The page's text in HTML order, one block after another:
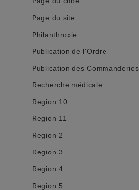
Page du site
Philanthropie
Publication de l'Ordre
Publication des Commanderies
Recherche médicale
Region 10
Region 11
Region 2
Region 3
Region 4
Region 5